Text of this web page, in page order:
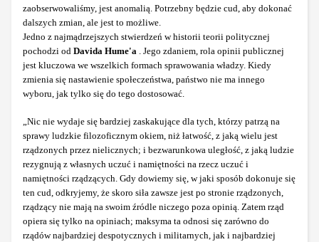
zaobserwowaliśmy, jest anomalią. Potrzebny będzie cud, aby dokonać
dalszych zmian, ale jest to możliwe.
Jedno z najmądrzejszych stwierdzeń w historii teorii politycznej
pochodzi od Davida Hume'a . Jego zdaniem, rola opinii publicznej
jest kluczowa we wszelkich formach sprawowania władzy. Kiedy
zmienia się nastawienie społeczeństwa, państwo nie ma innego
wyboru, jak tylko się do tego dostosować.
„Nic nie wydaje się bardziej zaskakujące dla tych, którzy patrzą na
sprawy ludzkie filozoficznym okiem, niż łatwość, z jaką wielu jest
rządzonych przez nielicznych; i bezwarunkowa uległość, z jaką ludzie
rezygnują z własnych uczuć i namiętności na rzecz uczuć i
namiętności rządzących. Gdy dowiemy się, w jaki sposób dokonuje się
ten cud, odkryjemy, że skoro siła zawsze jest po stronie rządzonych,
rządzący nie mają na swoim źródle niczego poza opinią. Zatem rząd
opiera się tylko na opiniach; maksyma ta odnosi się zarówno do
rządów najbardziej despotycznych i militarnych, jak i najbardziej